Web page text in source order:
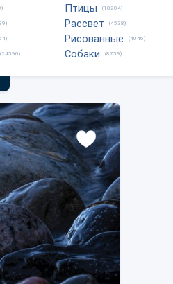
(24590)
Птицы (10204)
Рассвет (4538)
Рисованные (4046)
Собаки (8759)